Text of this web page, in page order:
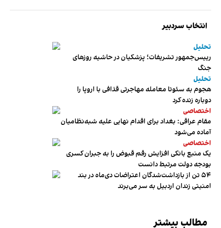
انتخاب سردبیر
تحلیل
رییس‌جمهور تشریفات؛ پزشکیان در حاشیه روزهای
جنگ
تحلیل
هجوم به سئوتا معامله مهاجرتی قذافی با اروپا را
دوباره زنده کرد
اختصاصی
مقام عراقی: بغداد برای اقدام نهایی علیه شبه‌نظامیان
آماده می‌شود
اختصاصی
یک منبع بانکی افزایش رقم قبوض را به جبران کسری
بودجه دولت مرتبط دانست
۵۴ تن از بازداشت‌شدگان اعتراضات دی‌ماه در بند
امنیتی زندان اردبیل به سر می‌برند
مطالب بیشتر